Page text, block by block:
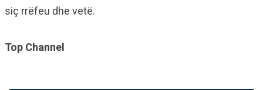
siç rrëfeu dhe vetë.
Top Channel